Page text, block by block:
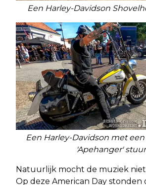
Een Harley-Davidson
Een Harley-Davidson met
'Apehanger' stuur
Natuurlijk mocht de muziek
Op deze American Day stonden